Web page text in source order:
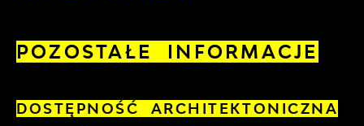
POZOSTAŁE INFORMACJE
DOSTĘPNOŚĆ ARCHITEKTONICZNA